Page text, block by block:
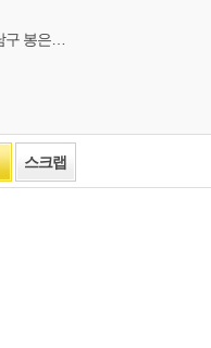
스크랩